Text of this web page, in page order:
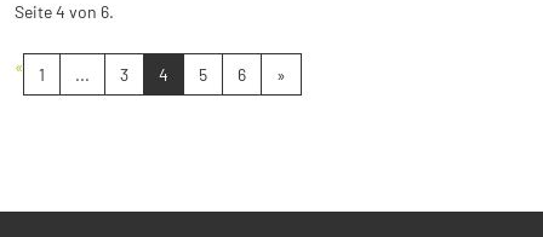
Seite 4 von 6.
« 1 ... 3 4 5 6 »